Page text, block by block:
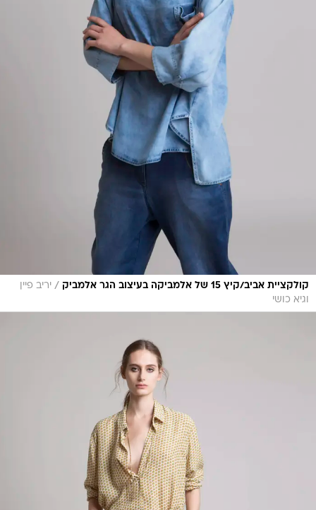
קולקציית אביב/קיץ 15 של אלמביקה בעיצוב הגר אלמביק / יריב פיין
וגיא כושי